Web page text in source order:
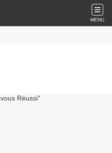
MENU